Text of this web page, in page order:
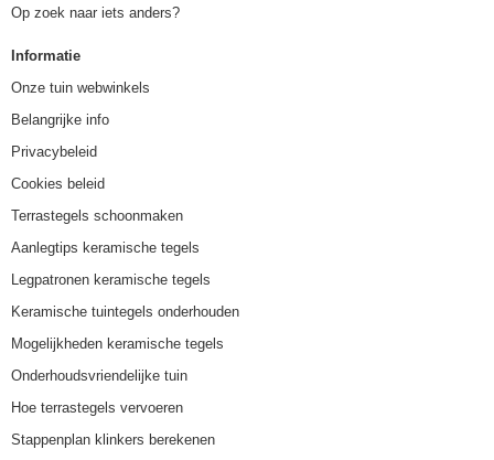
Op zoek naar iets anders?
Informatie
Onze tuin webwinkels
Belangrijke info
Privacybeleid
Cookies beleid
Terrastegels schoonmaken
Aanlegtips keramische tegels
Legpatronen keramische tegels
Keramische tuintegels onderhouden
Mogelijkheden keramische tegels
Onderhoudsvriendelijke tuin
Hoe terrastegels vervoeren
Stappenplan klinkers berekenen